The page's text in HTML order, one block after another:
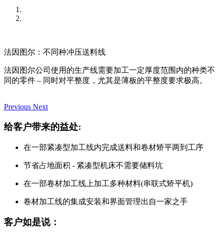
法因图尔：不同种冲压送料线
法因图尔公司使用的生产线需要加工一定厚度范围内的种类不
同的零件 – 同时对平整度，尤其是薄板的平整度要求极高。
Previous Next
给客户带来的益处:
在一部紧凑型加工线内完成送料和卷材矫平两到工序
节省占地面积 - 紧凑型机床不需要储料坑
在一部卷材加工线上加工多种材料(串联式矫平机)
卷材加工线的集成安装和界面管理出自一家之手
客户如是说：